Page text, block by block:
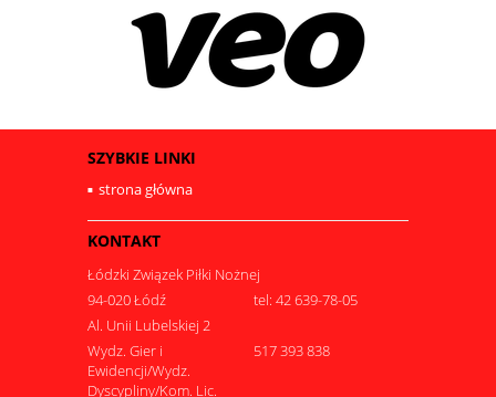
SZYBKIE LINKI
strona główna
KONTAKT
Łódzki Związek Piłki Nożnej
94-020 Łódź
tel: 42 639-78-05
Al. Unii Lubelskiej 2
Wydz. Gier i
Ewidencji/Wydz.
Dyscypliny/Kom. Lic.
517 393 838